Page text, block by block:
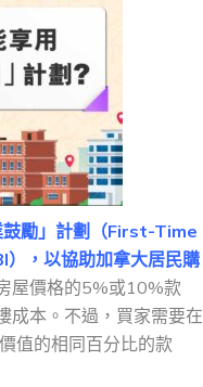
鼓勵」計劃（First-Time
，以協助加拿大居民購
屋價格的5%或10%款
成本。不過，買家需要在
值的相同百分比的款